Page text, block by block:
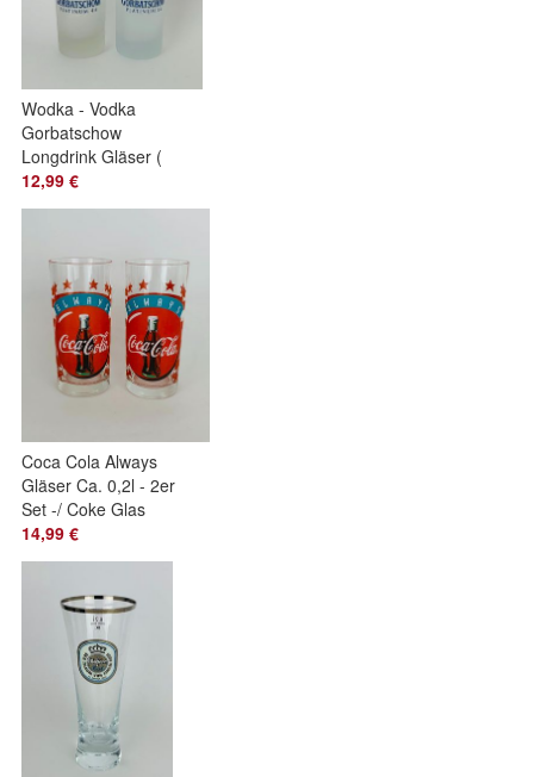
Wodka - Vodka
Gorbatschow
Longdrink Gläser (
2er Set ) / Gläser
Cocktailgläser
12,99 €
Coca Cola Always
Gläser Ca. 0,2l - 2er
Set -/ Coke Glas
Sammler
14,99 €